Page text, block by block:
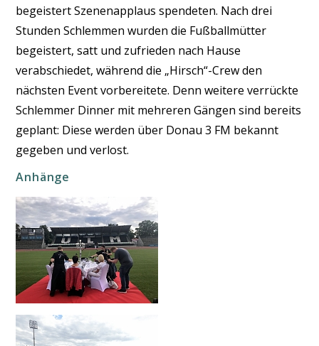
begeistert Szenenapplaus spendeten. Nach drei
Stunden Schlemmen wurden die Fußballmütter
begeistert, satt und zufrieden nach Hause
verabschiedet, während die „Hirsch“-Crew den
nächsten Event vorbereitete. Denn weitere verrückte
Schlemmer Dinner mit mehreren Gängen sind bereits
geplant: Diese werden über Donau 3 FM bekannt
gegeben und verlost.
Anhänge